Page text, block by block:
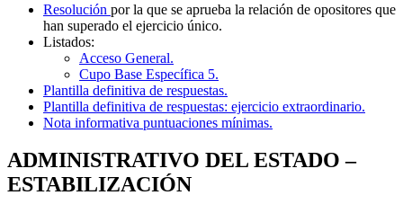
Resolución por la que se aprueba la relación de opositores que
han superado el ejercicio único.
Listados:
Acceso General.
Cupo Base Específica 5.
Plantilla definitiva de respuestas.
Plantilla definitiva de respuestas: ejercicio extraordinario.
Nota informativa puntuaciones mínimas.
ADMINISTRATIVO DEL ESTADO –
ESTABILIZACIÓN